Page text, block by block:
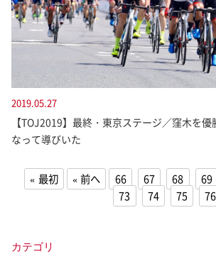
2019.05.27
【TOJ2019】最終・東京ステージ／窪木を
なって導びいた
最初 前へ 66 67 68 69
73
74 75 76
カテゴリ